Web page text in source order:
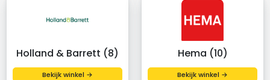
Holland & Barrett (8)
Bekijk winkel →
Hema (10)
Bekijk winkel →